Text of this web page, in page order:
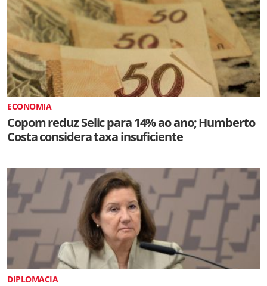
ECONOMIA
Copom reduz Selic para 14% ao ano; Humberto
Costa considera taxa insuficiente
DIPLOMACIA